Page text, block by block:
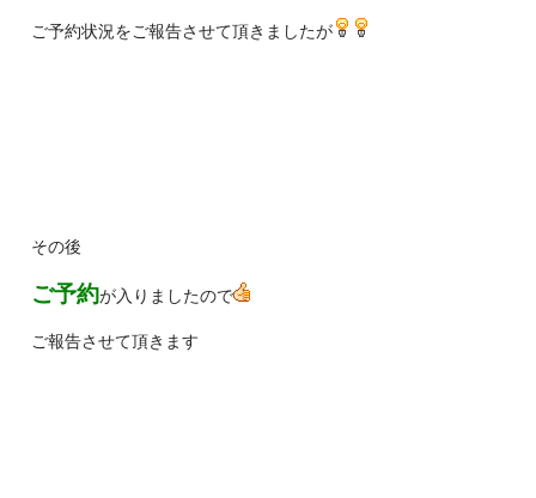
ご予約状況をご報告させて頂きましたが
その後
ご予約が入りましたので
ご報告させて頂きます